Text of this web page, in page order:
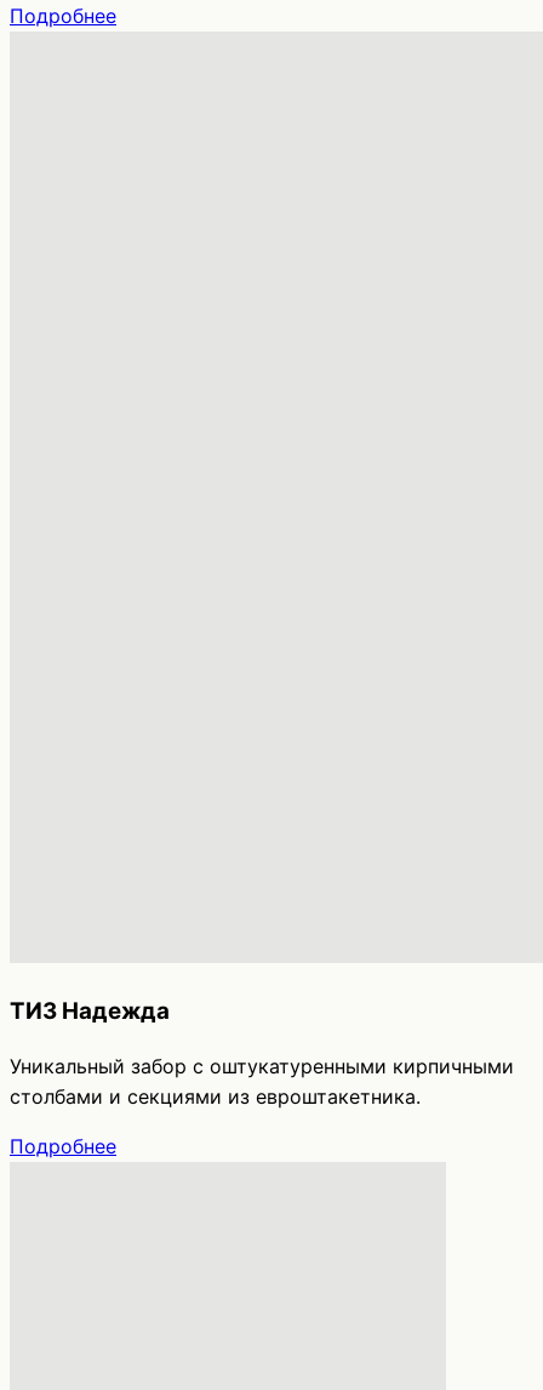
Подробнее
ТИЗ Надежда
Уникальный забор с оштукатуренными кирпичными
столбами и секциями из евроштакетника.
Подробнее